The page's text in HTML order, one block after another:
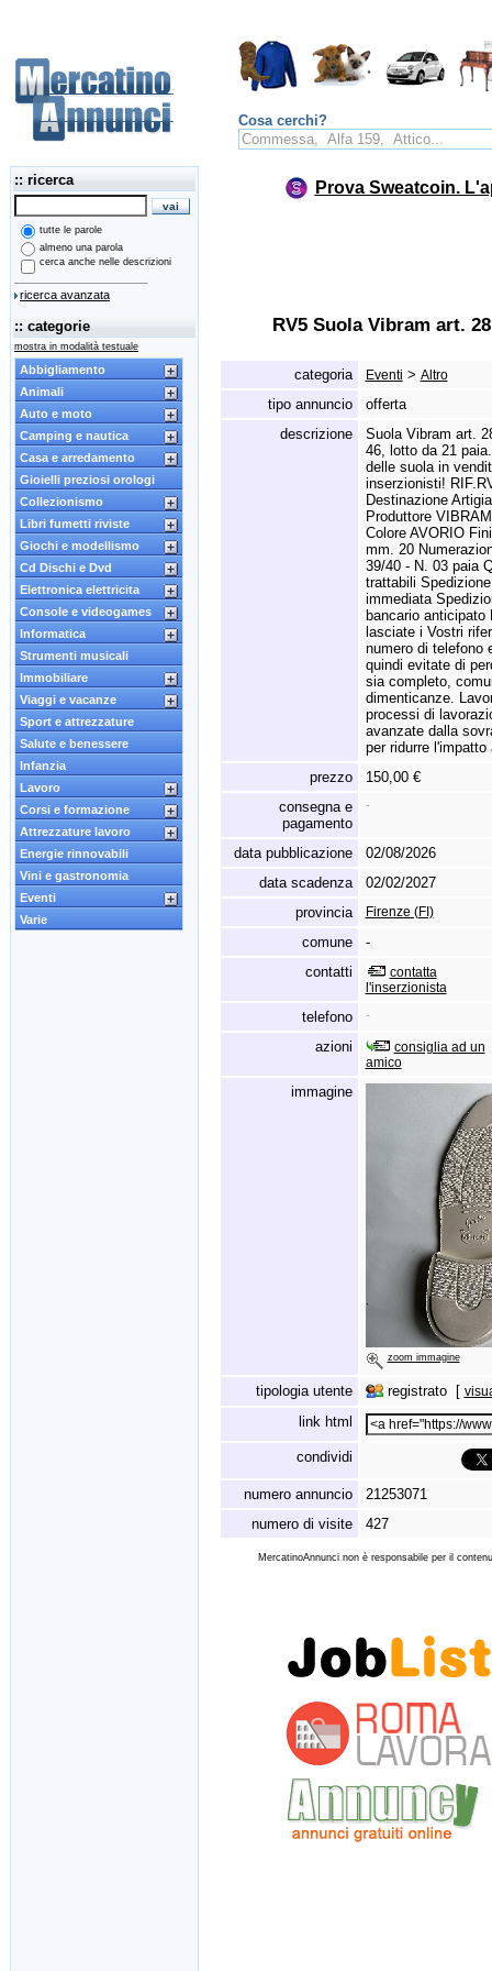
Cosa cerchi?
:: ricerca
tutte le parole
almeno una parola
cerca anche nelle descrizioni
ricerca avanzata
:: categorie
mostra in modalità testuale
Abbigliamento
Animali
Auto e moto
Camping e nautica
Casa e arredamento
Gioielli preziosi orologi
Collezionismo
Libri fumetti riviste
Giochi e modellismo
Cd Dischi e Dvd
Elettronica elettricita
Console e videogames
Informatica
Strumenti musicali
Immobiliare
Viaggi e vacanze
Sport e attrezzature
Salute e benessere
Infanzia
Lavoro
Corsi e formazione
Attrezzature lavoro
Energie rinnovabili
Vini e gastronomia
Eventi
Varie
Prova Sweatcoin.
RV5 Suola Vibram art.
categoria Eventi > Altro
tipo annuncio
offerta
descrizione
Suola Vibram art.
46, lotto da 21 paia.
delle suola in
inserzionisti! RIF.
Destinazione
Produttore
Colore AVORIO
mm. 20
39/40 - N. 03 paia
trattabili
immediata
bancario
lasciate i Vostri
numero di telefono
quindi evitate di
sia completo,
dimenticanze.
processi di
avanzate dalla
per ridurre l'impatto
prezzo
150,00 €
consegna e
pagamento
-
data pubblicazione
02/08/2026
data scadenza
02/02/2027
provincia
Firenze (FI)
comune
-
contatti
contatta
l'inserzionista
telefono -
azioni
consiglia ad un
amico
immagine
zoom immagine
tipologia utente registrato [
link html
condividi
numero annuncio
21253071
numero di visite
427
MercatinoAnnunci non è responsabile per il